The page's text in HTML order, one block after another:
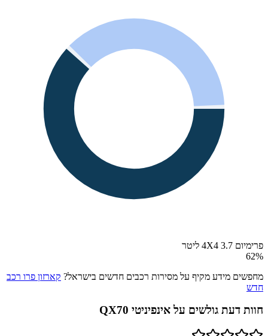
פרימיום 4X4 3.7 ליטר
62%
מחפשים מידע מקיף על מסירות רכבים חדשים בישראל? קארזון פרו רכב
חדש
חוות דעת גולשים על אינפיניטי QX70